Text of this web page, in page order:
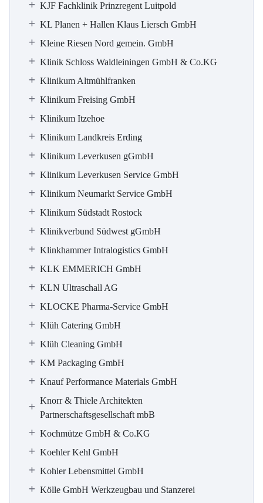
KJF Fachklinik Prinzregent Luitpold
KL Planen + Hallen Klaus Liersch GmbH
Kleine Riesen Nord gemein. GmbH
Klinik Schloss Waldleiningen GmbH & Co.KG
Klinikum Altmühlfranken
Klinikum Freising GmbH
Klinikum Itzehoe
Klinikum Landkreis Erding
Klinikum Leverkusen gGmbH
Klinikum Leverkusen Service GmbH
Klinikum Neumarkt Service GmbH
Klinikum Südstadt Rostock
Klinikverbund Südwest gGmbH
Klinkhammer Intralogistics GmbH
KLK EMMERICH GmbH
KLN Ultraschall AG
KLOCKE Pharma-Service GmbH
Klüh Catering GmbH
Klüh Cleaning GmbH
KM Packaging GmbH
Knauf Performance Materials GmbH
Knorr & Thiele Architekten
Partnerschaftsgesellschaft mbB
Kochmütze GmbH & Co.KG
Koehler Kehl GmbH
Kohler Lebensmittel GmbH
Kölle GmbH Werkzeugbau und Stanzerei